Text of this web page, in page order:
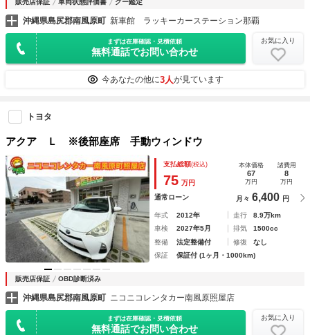
販売店保証 車両状態評価書 グー鑑定
沖縄県島尻郡南風原町 新車館 ラッキーカーステーション那覇
まずは在庫確認・見積依頼
無料通話でお問い合わせ
お気に入り
今あなたの他に3人が見ています
トヨタ
アクア Ｌ ※後部座席 手動ウィンドウ
支払総額(税込)
75 万円
本体価格
67
万円
諸費用
8
万円
通常ローン 月々 6,400 円
年式 2012年 走行
8.9万km
車検
2027年5月 排気
1500cc
整備
法定整備付 修復
なし
保証
保証付 (1ヶ月・1000km)
販売店保証 OBD診断済み
沖縄県島尻郡南風原町 ニコニコレンタカー南風原照屋店
まずは在庫確認・見積依頼
無料通話でお問い合わせ
お気に入り